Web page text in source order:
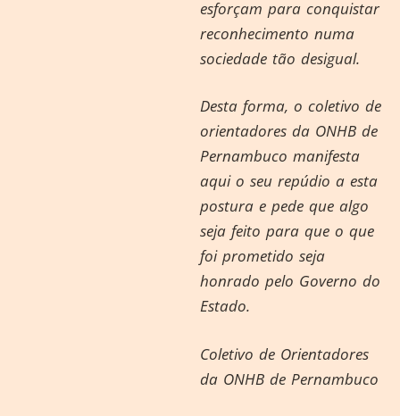
esforçam para conquistar
reconhecimento numa
sociedade tão desigual.
Desta forma, o coletivo de
orientadores da ONHB de
Pernambuco manifesta
aqui o seu repúdio a esta
postura e pede que algo
seja feito para que o que
foi prometido seja
honrado pelo Governo do
Estado.
Coletivo de Orientadores
da ONHB de Pernambuco